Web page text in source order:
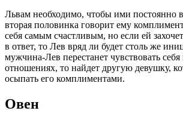
Львам необходимо, чтобы ими постоянно
вторая половинка говорит ему
себя самым счастливым, но если ей
в ответ, то Лев вряд ли будет столь же
мужчина-Лев перестанет чувствовать
отношениях, то найдет другую девушку,
осыпать его комплиментами.
Овен